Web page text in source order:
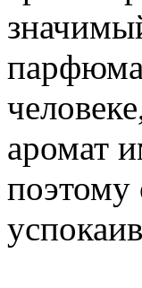
парфюма
аромат
поэтому